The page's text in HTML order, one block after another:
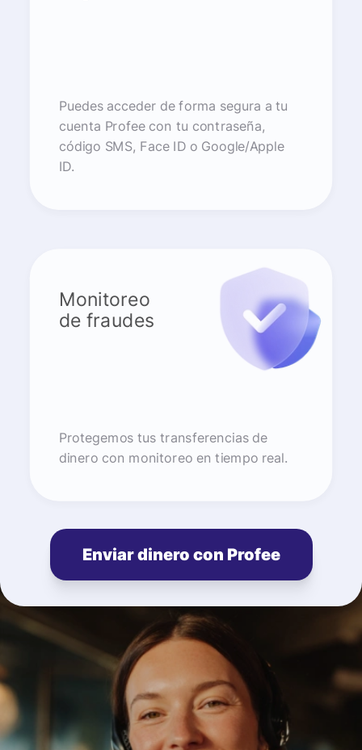
Puedes acceder de forma segura a tu
cuenta Profee con tu contraseña,
código SMS, Face ID o Google/Apple
ID.
Monitoreo
de fraudes
Protegemos tus transferencias de
dinero con monitoreo en tiempo real.
Enviar dinero con Profee